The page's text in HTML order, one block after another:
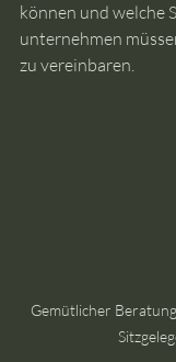
können und welche
unternehmen
zu vereinbaren.
Gemütlicher